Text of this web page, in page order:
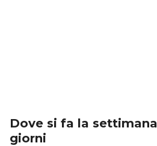
Dove si fa la
giorni